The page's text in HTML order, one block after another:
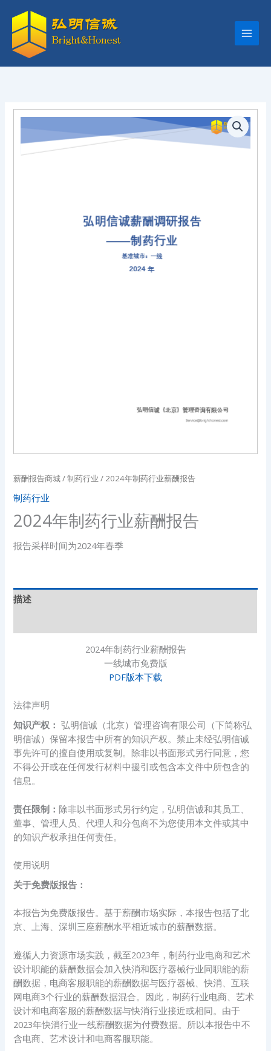
薪酬报告商城/制药行业 / 2024年制药行业薪酬报告
制药行业
2024年制药行业薪酬报告
报告采样时间为2024年春季
描述
2024年制药行业薪酬报告
一线城市免费版
PDF版本下载
法律声明
知识产权： 弘明信诚（北京）管理咨询有限公司（下简称弘
明信诚）保留本报告中所有的知识产权。禁止未经弘明信诚
事先许可的擅自使用或复制。除非以书面形式另行同意，您
不得公开或在任何发行材料中援引或包含本文件中所包含的
信息。
责任限制： 除非以书面形式另行约定，弘明信诚和其员工、
董事、管理人员、代理人和分包商不为您使用本文件或其中
的知识产权承担任何责任。
使用说明
关于免费版报告：
本报告为免费版报告。基于薪酬市场实际，本报告包括了北
京、上海、深圳三座薪酬水平相近城市的薪酬数据。
遵循人力资源市场实践，截至2023年，制药行业电商和艺术
设计职能的薪酬数据会加入快消和医疗器械行业同职能的薪
酬数据，电商客服职能的薪酬数据与医疗器械、快消、互联
网电商3个行业的薪酬数据混合。因此，制药行业电商、艺术
设计和电商客服的薪酬数据与快消行业接近或相同。由于
2023年快消行业一线薪酬数据为付费数据。所以本报告中不
含电商、艺术设计和电商客服职能。